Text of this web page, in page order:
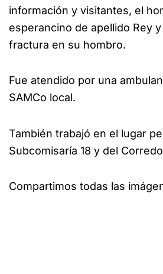
información y visitantes, el
esperancino de apellido Rey
fractura en su hombro.
Fue atendido por una
SAMCo local.
También trabajó en el lugar
Subcomisaría 18 y del
Compartimos todas las